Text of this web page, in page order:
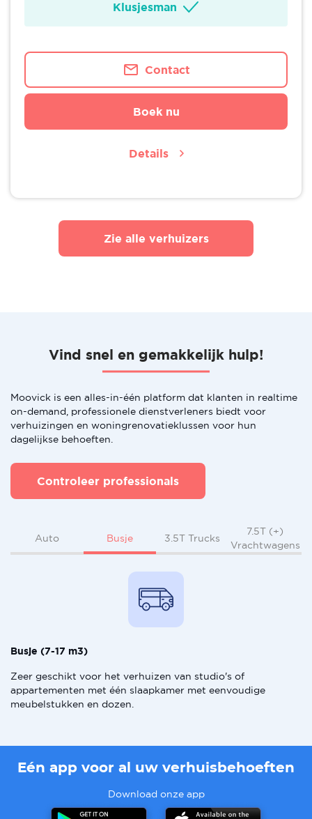
Klusjesman
Contact
Boek nu
Details
Zie alle verhuizers
Vind snel en gemakkelijk hulp!
Moovick is een alles-in-één platform dat klanten in realtime
on-demand, professionele dienstverleners biedt voor
verhuizingen en woningrenovatieklussen voor hun
dagelijkse behoeften.
Controleer professionals
Auto Busje 3.5T Trucks
7.5T (+)
Vrachtwagens
Busje (7-17 m3)
Zeer geschikt voor het verhuizen van studio's of
appartementen met één slaapkamer met eenvoudige
meubelstukken en dozen.
Eén app voor al uw verhuisbehoeften
Download onze app